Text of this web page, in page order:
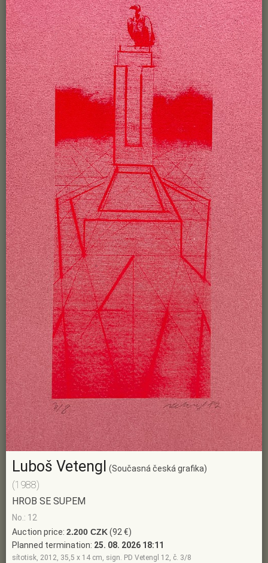
Luboš Vetengl (Současná česká grafika)
(1988)
HROB SE SUPEM
No.: 12
Auction price: 2.200 CZK(92 €)
Planned termination: 25. 08. 2026 18:11
sítotisk, 2012, 35,5 x 14 cm, sign. PD Vetengl 12, č. 3/8